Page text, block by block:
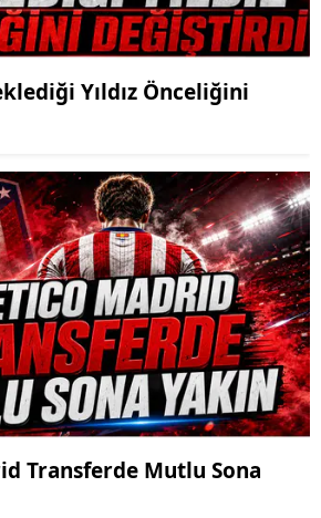
Yıldız Önceliğini
Transferde Mutlu Sona